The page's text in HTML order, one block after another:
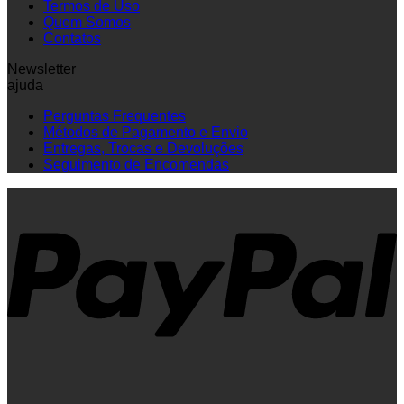
Termos de Uso
Quem Somos
Contatos
Newsletter
ajuda
Perguntas Frequentes
Métodos de Pagamento e Envio
Entregas, Trocas e Devoluções
Seguimento de Encomendas